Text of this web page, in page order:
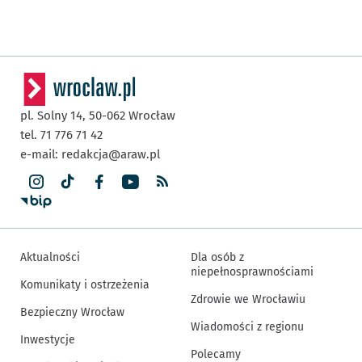
pl. Solny 14, 50-062 Wrocław
tel. 71 776 71 42
e-mail: redakcja@araw.pl
Aktualności
Komunikaty i ostrzeżenia
Bezpieczny Wrocław
Inwestycje
Dla osób z
niepełnosprawnościami
Zdrowie we Wrocławiu
Wiadomości z regionu
Polecamy